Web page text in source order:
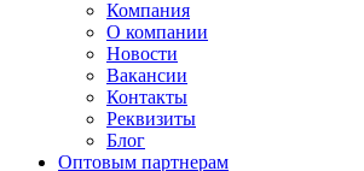
Компания
О компании
Новости
Вакансии
Контакты
Реквизиты
Блог
Оптовым партнерам